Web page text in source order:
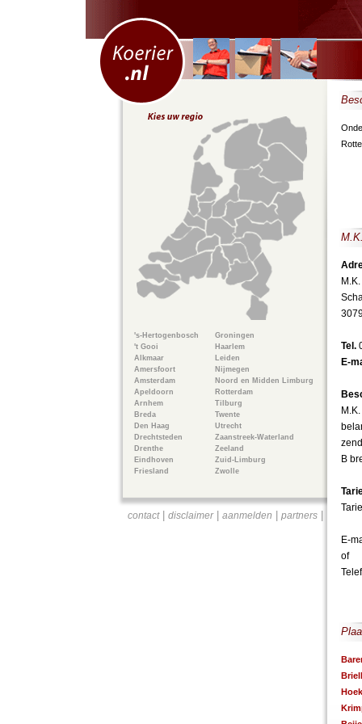
Groningen
Haarlem
Leiden
Nijmegen
Noord en Midden Limburg
Rotterdam
Tilburg
Twente
Utrecht
Zaanstreek-Waterland
Zeeland
Zuid-Limburg
Zwolle
's-Hertogenbosch
't Gooi
Alkmaar
Amersfoort
Amsterdam
Apeldoorn
Arnhem
Breda
Den Haag
Drechtsteden
Drenthe
Eindhoven
Friesland
contact| disclaimer| aanmelden partners|
Tel.
E-
B
E-
of